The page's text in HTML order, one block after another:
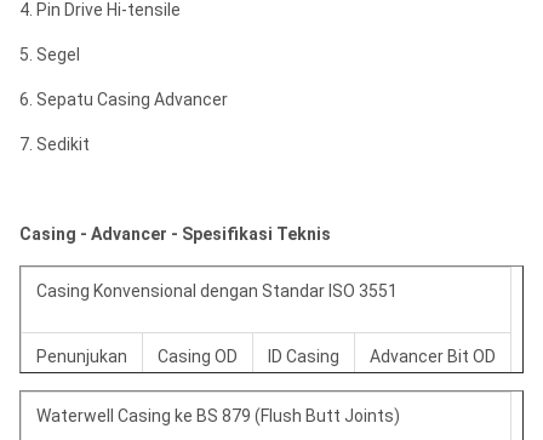
4. Pin Drive Hi-tensile
5. Segel
6. Sepatu Casing Advancer
7. Sedikit
Casing - Advancer - Spesifikasi Teknis
Casing Konvensional dengan Standar ISO 3551
Penunjukan Casing OD ID Casing Advancer Bit OD
SW. 6,625 ” 6.000 ” 7.800 "
Waterwell Casing ke BS 879 (Flush Butt Joints)